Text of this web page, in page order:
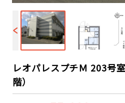
レオパレスプチＭ 203号
階）